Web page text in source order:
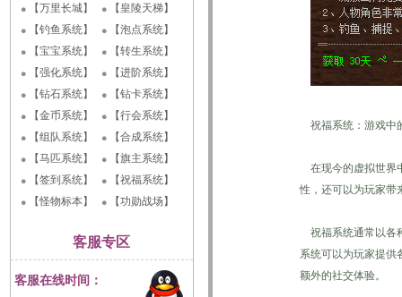
【万里长城】
【皇陵天梯】
【钓鱼系统】
【泡点系统】
【宝宝系统】
【转生系统】
【强化系统】
【进阶系统】
【钻石系统】
【钻卡系统】
【金币系统】
【行会系统】
【组队系统】
【合成系统】
【马匹系统】
【旗主系统】
【签到系统】
【祝福系统】
【怪物标本】
【功勋战场】
客服专区
客服在线时间：
祝福系统：游戏中
在现今的虚拟世界
性，还可以为玩家带
祝福系统通常以各
系统可以为玩家提供
额外的社交体验。